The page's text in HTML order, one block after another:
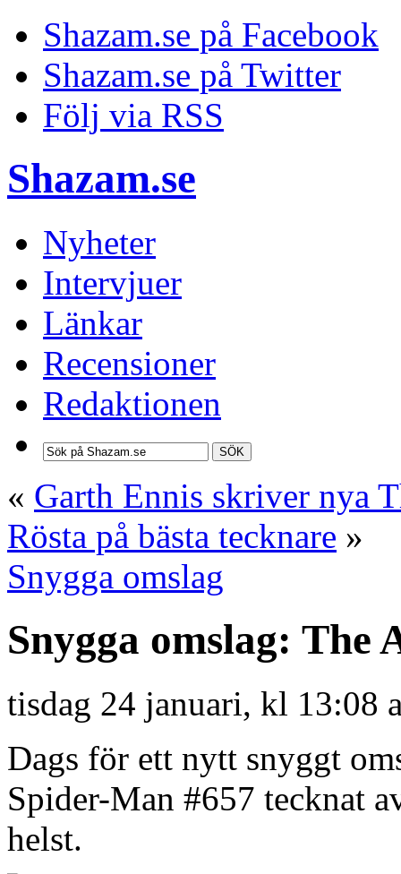
Shazam.se på Facebook
Shazam.se på Twitter
Följ via RSS
Shazam.se
Nyheter
Intervjuer
Länkar
Recensioner
Redaktionen
SÖK
« Garth Ennis skriver nya
Rösta på bästa tecknare »
Snygga omslag
Snygga omslag: The
tisdag 24 januari, kl 13:08
Dags för ett nytt snyggt
Spider-Man #657 tecknat
helst.